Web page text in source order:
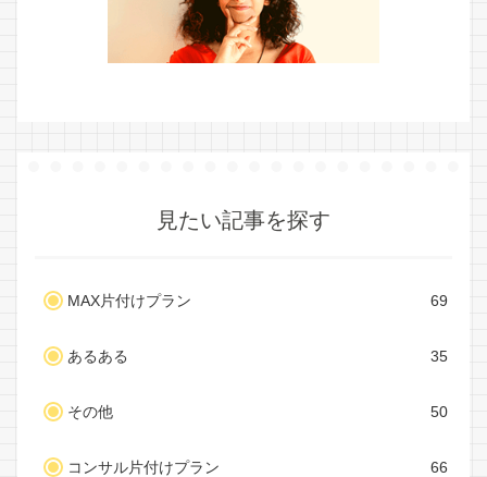
見たい記事を探す
MAX片付けプラン 69
あるある 35
その他 50
コンサル片付けプラン 66